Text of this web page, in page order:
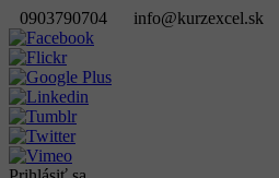
0903790704 info@kurzexcel.sk